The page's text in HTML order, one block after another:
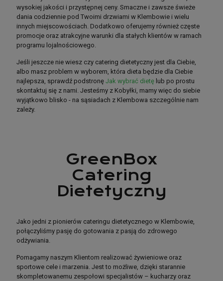
wysokiej jakości i przystępnej ceny. Smaczne i zawsze świeże
dania codziennie pod Twoimi drzwiami w Klembowie i wielu
innych miejscowościach. Dodatkowo oferujemy również częste
promocje oraz atrakcyjne warunki dla stałych klientów w ramach
programu lojalnościowego.
Jeśli jeszcze nie wiesz czy catering dietetyczny jest dla Ciebie,
albo masz problem w wyborem, która dieta będzie dla Ciebie
najlepsza, sprawdź podstronę Jak wybrać dietę lub po prostu
skontaktuj się z nami. Jesteśmy z Kobyłki, mamy więc do siebie
wyjątkowo blisko - na sąsiadach z Klembowa szczególnie nam
zależy.
GreenBox
Catering
Dietetyczny
GreenBox
Catering
Dietetyczny
Jako jedni z pionierów cateringu dietetycznego w Klembowie,
połączyliśmy pasję do gotowania z pasją do zdrowego
odżywiania.
Pomagamy naszym Klientom realizować żywieniowe oraz
sportowe cele i marzenia. Jest to możliwe, dzięki starannie
skompletowanemu zespołowi specjalistów – kucharzy oraz